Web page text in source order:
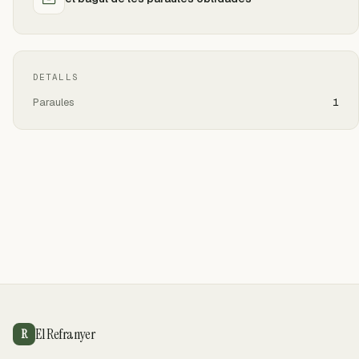
DETALLS
Paraules 1
R El Refranyer